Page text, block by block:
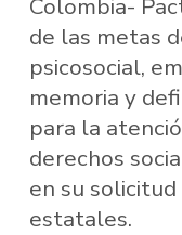
Colombia-
de las metas
psicosocial,
memoria y
para la
derechos
en su
estatales.